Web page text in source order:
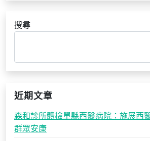
搜尋
近期文章
森和診所體檢單縣西醫病院：施展西
群眾安康